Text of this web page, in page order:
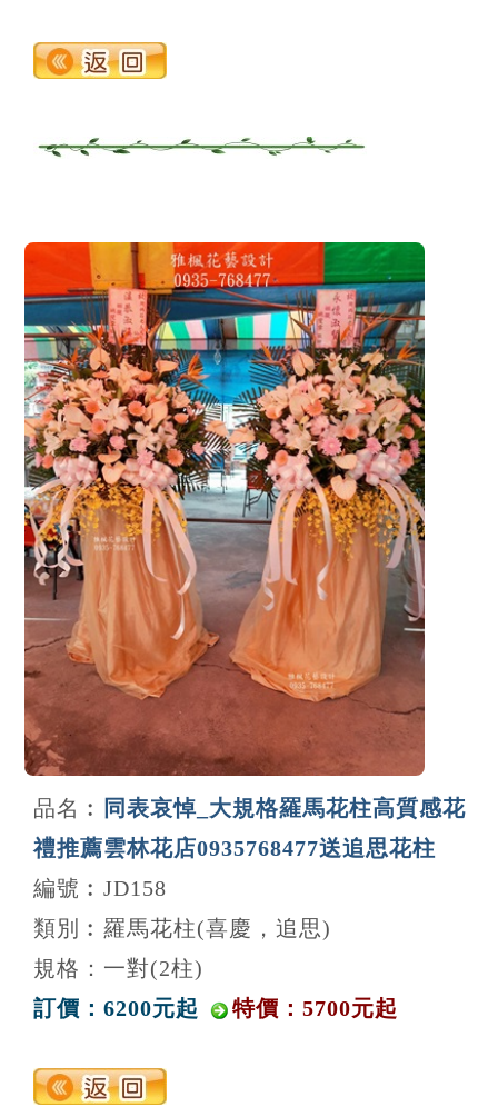
品名︰
同表哀悼_大規格羅馬花柱高質感花
禮推薦雲林花店0935768477送追思花柱
編號︰JD158
類別︰羅馬花柱(喜慶，追思)
規格：一對(2柱)
訂價：6200元起
特價：5700元起